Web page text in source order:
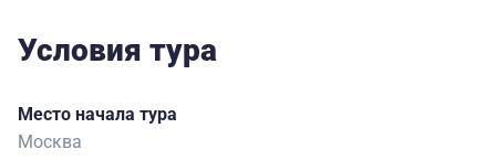
Условия тура
Место начала тура
Москва